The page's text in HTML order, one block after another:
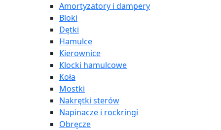
Amortyzatory i dampery
Bloki
Dętki
Hamulce
Kierownice
Klocki hamulcowe
Koła
Mostki
Nakrętki sterów
Napinacze i rockringi
Obręcze